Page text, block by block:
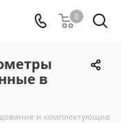
0
в
и комплектующие